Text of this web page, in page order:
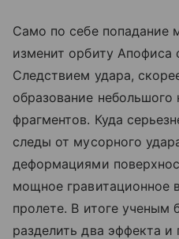
Само по себе попадание
изменит орбиту Апофиса
Следствием удара,
образование
фрагментов. Куда
следы от мусорного
деформациями
мощное гравитационное
пролете. В итоге ученым
разделить два эффекта и